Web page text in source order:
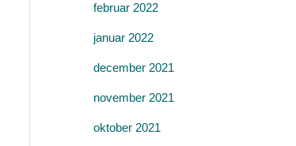
februar 2022
januar 2022
december 2021
november 2021
oktober 2021